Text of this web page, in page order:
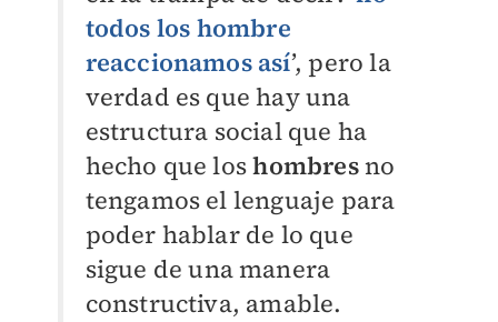
todos los hombre
reaccionamos así’, pero la
verdad es que hay una
estructura social que ha
hecho que loshombresno
tengamos el lenguaje para
poder hablar de lo que
sigue de una manera
constructiva, amable.